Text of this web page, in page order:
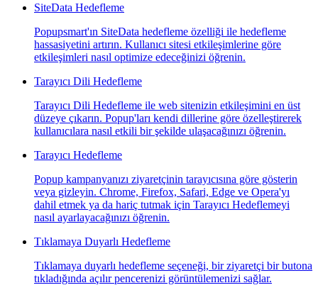
SiteData Hedefleme
Popupsmart'ın SiteData hedefleme özelliği ile hedefleme
hassasiyetini artırın. Kullanıcı sitesi etkileşimlerine göre
etkileşimleri nasıl optimize edeceğinizi öğrenin.
Tarayıcı Dili Hedefleme
Tarayıcı Dili Hedefleme ile web sitenizin etkileşimini en üst
düzeye çıkarın. Popup'ları kendi dillerine göre özelleştirerek
kullanıcılara nasıl etkili bir şekilde ulaşacağınızı öğrenin.
Tarayıcı Hedefleme
Popup kampanyanızı ziyaretçinin tarayıcısına göre gösterin
veya gizleyin. Chrome, Firefox, Safari, Edge ve Opera'yı
dahil etmek ya da hariç tutmak için Tarayıcı Hedeflemeyi
nasıl ayarlayacağınızı öğrenin.
Tıklamaya Duyarlı Hedefleme
Tıklamaya duyarlı hedefleme seçeneği, bir ziyaretçi bir butona
tıkladığında açılır pencerenizi görüntülemenizi sağlar.